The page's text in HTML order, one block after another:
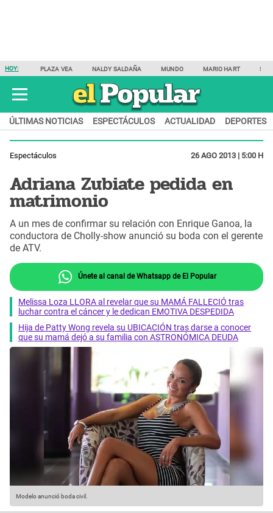
HOY: PLAZA VEA NALDY SALDAÑA MUNDO MARIO HART
ÚLTIMAS NOTICIAS ESPECTÁCULOS ACTUALIDAD DEPORTES
Espectáculos 26 AGO 2013 | 5:00 H
Adriana Zubiate pedida en
matrimonio
A un mes de confirmar su relación con Enrique Ganoa, la
conductora de Cholly-show anunció su boda con el gerente
de ATV.
Únete al canal de Whatsapp de El Popular
Melissa Loza LLORA al revelar que su MAMÁ FALLECIÓ tras
luchar contra el cáncer y le dedican EMOTIVA DESPEDIDA
Hija de Patty Wong revela su UBICACIÓN tras darse a conocer
que su mamá dejó a su familia con ASTRONÓMICA DEUDA
Modelo anunció boda civil.